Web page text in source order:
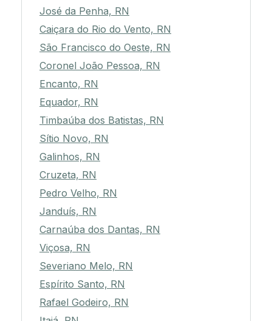
José da Penha, RN
Caiçara do Rio do Vento, RN
São Francisco do Oeste, RN
Coronel João Pessoa, RN
Encanto, RN
Equador, RN
Timbaúba dos Batistas, RN
Sítio Novo, RN
Galinhos, RN
Cruzeta, RN
Pedro Velho, RN
Janduís, RN
Carnaúba dos Dantas, RN
Viçosa, RN
Severiano Melo, RN
Espírito Santo, RN
Rafael Godeiro, RN